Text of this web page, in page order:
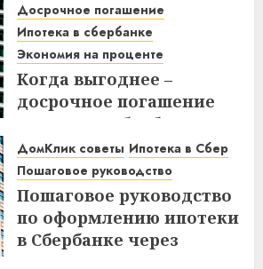
Досрочное погашение
Ипотека в сбербанке
Экономия на проценте
Когда выгоднее –
досрочное погашение
ипотеки в Сбербанке до
или после дня списания?
Узнайте все нюансы!
18.12.2025
ДомКлик советы Ипотека в Сбер
Пошаговое руководство
Пошаговое руководство
по оформлению ипотеки
в Сбербанке через